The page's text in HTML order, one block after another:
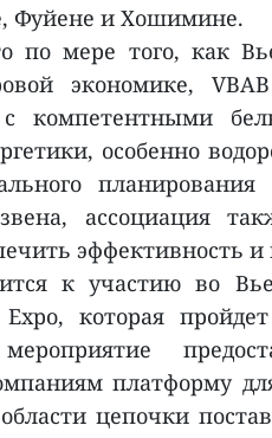
Фуйене и Хошимине.
по мере того, как
экономике,
компетентными
особенно
ассоциация
эффективность
к участию во
которая
платформу
цепочки